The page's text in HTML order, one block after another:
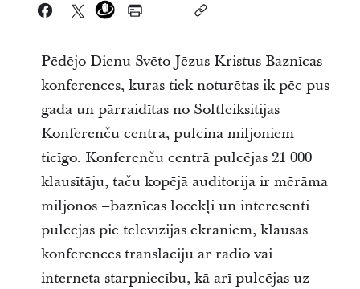
Pēdējo Dienu Svēto Jēzus Kristus Baznīcas
konferences, kuras tiek noturētas ik pēc pus
gada un pārraidītas no Soltleiksitijas
Konferenču centra, pulcina miljoniem
ticīgo. Konferenču centrā pulcējas 21 000
klausītāju, taču kopējā auditorija ir mērāma
miljonos –baznīcas locekļi un interesenti
pulcējas pie televīzijas ekrāniem, klausās
konferences translāciju ar radio vai
interneta starpniecību, kā arī pulcējas uz